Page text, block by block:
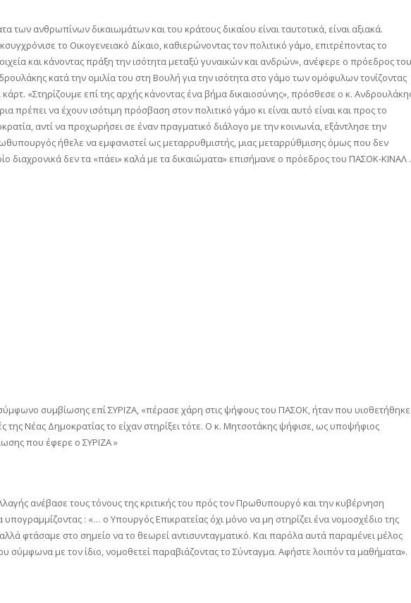
των ανθρωπίνων δικαιωμάτων και του κράτους δικαίου είναι ταυτοτικά, είναι αξιακά.
το Οικογενειακό Δίκαιο, καθιερώνοντας τον πολιτικό γάμο, επιτρέποντας το
και κάνοντας πράξη την ισότητα μεταξύ γυναικών και ανδρών», ανέφερε ο πρόεδρος του
κατά την ομιλία του στη Βουλή για την ισότητα στο γάμο των ομόφυλων τονίζοντας
κάρτ. «Στηρίζουμε επί της αρχής κάνοντας ένα βήμα δικαιοσύνης», πρόσθεσε ο κ.
πρέπει να έχουν ισότιμη πρόσβαση στον πολιτικό γάμο κι είναι αυτό είναι και προς το
αντί να προχωρήσει σε έναν πραγματικό διάλογο με την κοινωνία, εξάντλησε την
ήθελε να εμφανιστεί ως μεταρρυθμιστής, μιας μεταρρύθμισης όμως που δεν
διαχρονικά δεν τα «πάει» καλά με τα δικαιώματα» επισήμανε ο πρόεδρος του ΠΑΣΟΚ-ΚΙΝΑΛ .
συμβίωσης επί ΣΥΡΙΖΑ, «πέρασε χάρη στις ψήφους του ΠΑΣΟΚ, ήταν που υιοθετήθηκε
της Νέας Δημοκρατίας το είχαν στηρίξει τότε. Ο κ. Μητσοτάκης ψήφισε, ως υποψήφιος
που έφερε ο ΣΥΡΙΖΑ »
ανέβασε τους τόνους της κριτικής του πρός τον Πρωθυπουργό και την κυβέρνηση
: «… ο Υπουργός Επικρατείας όχι μόνο να μη στηρίζει ένα νομοσχέδιο της
φτάσαμε στο σημείο να το θεωρεί αντισυνταγματικό. Και παρόλα αυτά παραμένει μέλος
σύμφωνα με τον ίδιο, νομοθετεί παραβιάζοντας το Σύνταγμα. Αφήστε λοιπόν τα μαθήματα».